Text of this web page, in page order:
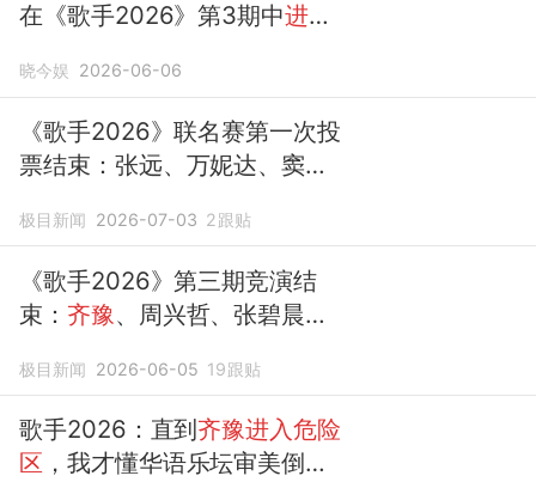
在《歌手2026》第3期中进入
晓今娱 2026-06-06
《歌手2026》联名赛第一次投
票结束：张远、万妮达、窦靖
斌、尤长靖、艾略特、刘惜君
晋级月度决赛
极目新闻 2026-07-03 2跟贴
《歌手2026》第三期竞演结
束： 齐豫、周兴哲、张碧晨、
先淘汰两位；窦靖童、胡彦
斌、尤长靖
进入“安全区”
极目新闻 2026-06-05 19跟贴
歌手2026：直到齐豫进入危险
区 ，我才懂华语乐坛审美倒退